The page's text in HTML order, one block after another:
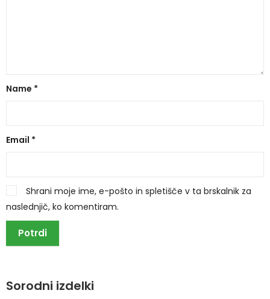
Name *
Email *
Shrani moje ime, e-pošto in spletišče v ta brskalnik za
naslednjič, ko komentiram.
Sorodni izdelki